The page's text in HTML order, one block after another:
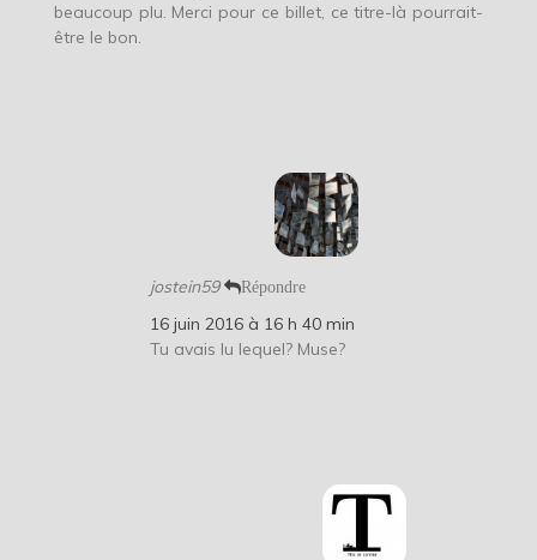
beaucoup plu. Merci pour ce billet, ce titre-là pourrait-
être le bon.
jostein59 Répondre
16 juin 2016 à 16 h 40 min
Tu avais lu lequel? Muse?